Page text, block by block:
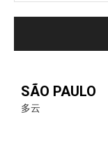
SÃO PAULO
多云